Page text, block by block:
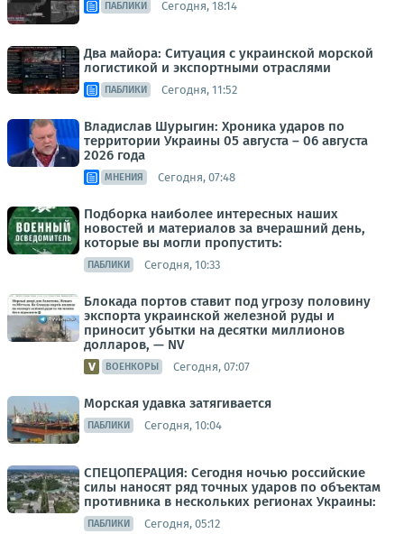
ПАБЛИКИ Сегодня, 18:14
Два майора: Ситуация с украинской морской
логистикой и экспортными отраслями
ПАБЛИКИ Сегодня, 11:52
Владислав Шурыгин: Хроника ударов по
территории Украины 05 августа – 06 августа
2026 года
МНЕНИЯ Сегодня, 07:48
Подборка наиболее интересных наших
новостей и материалов за вчерашний день,
которые вы могли пропустить:
ПАБЛИКИ Сегодня, 10:33
Блокада портов ставит под угрозу половину
экспорта украинской железной руды и
приносит убытки на десятки миллионов
долларов, — NV
ВОЕНКОРЫ Сегодня, 07:07
Морская удавка затягивается
ПАБЛИКИ Сегодня, 10:04
СПЕЦОПЕРАЦИЯ: Сегодня ночью российские
силы наносят ряд точных ударов по объектам
противника в нескольких регионах Украины:
ПАБЛИКИ Сегодня, 05:12